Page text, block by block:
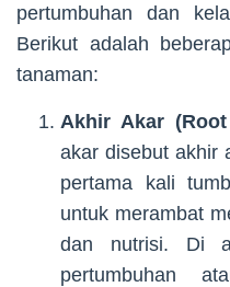
pertumbuhan dan
Berikut adalah
tanaman:
Akhir Akar
akar disebut akhir
pertama kali
untuk merambat
dan nutrisi. Di
pertumbuhan